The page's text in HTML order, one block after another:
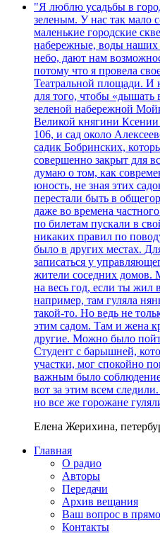
"Я люблю усадьбы в
зеленым. У нас так мало
маленькие городские
набережные, воды наших
небо, дают нам
потому что я провела
Театральной площади. И
для того, чтобы «дышать
зеленой набережной
Великой княгини
106, и сад около
садик Бобринских,
совершенно закрыт для
думаю о том, как
юность, не зная этих
перестали быть в
даже во времена
по билетам пускали в
никаких правил по
было в других местах.
записаться у
жители соседних домов.
на весь год, если ты жил
например, там гуляла
такой-то. Но ведь не
этим садом. Там и жена
другие. Можно было
Студент с барышней,
участки, мог спокойно
важным было соблюдение
вот за этим всем
но все же горожане
Елена Жерихина,
Главная
О радио
Авторы
Передачи
Архив вещания
Ваш вопрос в
Контакты